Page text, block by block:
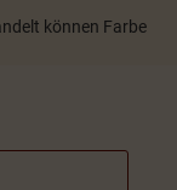
können Farbe